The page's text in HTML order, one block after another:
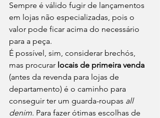
Sempre é válido fugir de lançamentos
em lojas não especializadas, pois o
valor pode ficar acima do necessário
para a peça.
É possível, sim, considerar brechós,
mas procurar locais de primeira venda
(antes da revenda para lojas de
departamento) é o caminho para
conseguir ter um guarda-roupas all
denim. Para fazer ótimas escolhas de